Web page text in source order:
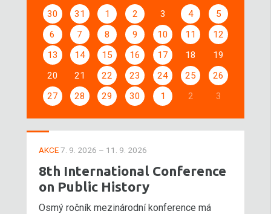
30 31 1 2 3 4
5
6
7 8 9 10 11
12
13
14 15 16 17 18
19
20
21 22 23 24 25
26
27
28 29 30 1 2 3
AKCE7. 9. 2026 – 11. 9. 2026
8th International Conference
on Public History
Osmý ročník mezinárodní konference má